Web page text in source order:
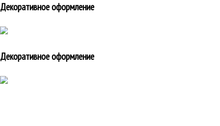
Декоративное оформление
Декоративное оформление